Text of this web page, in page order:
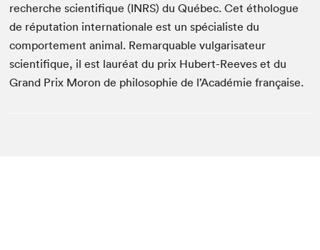
recherche scientifique (INRS) du Québec. Cet éthologue
de réputation internationale est un spécialiste du
comportement animal. Remarquable vulgarisateur
scientifique, il est lauréat du prix Hubert-Reeves et du
Grand Prix Moron de philosophie de l’Académie française.